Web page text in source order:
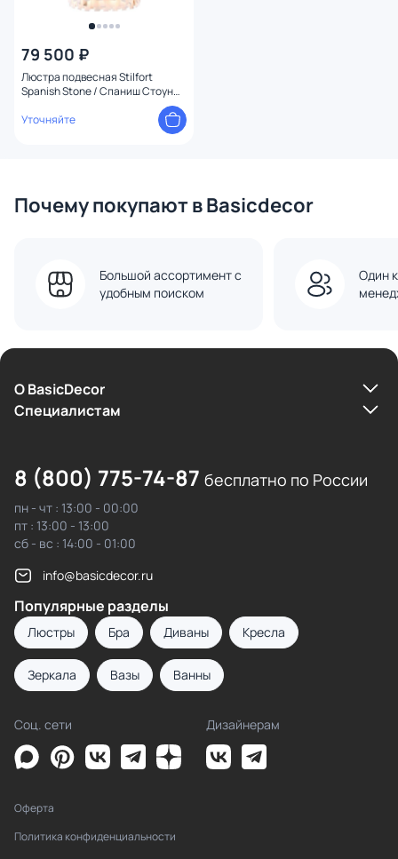
79 500 ₽
Люстра подвесная Stilfort
Spanish Stone / Спаниш Стоун
Уточняйте
Почему покупают в Basicdecor
Большой ассортимент с
удобным поиском
Один
О BasicDecor
Cпециалистам
8 (800) 775-74-87 бесплатно по России
пн - чт : 13:00 - 00:00
пт : 13:00 - 13:00
сб - вс : 14:00 - 01:00
info@basicdecor.ru
Популярные разделы
Люстры Бра Диваны Кресла
Зеркала Вазы Ванны
Соц. сети Дизайнерам
Оферта
Политика конфиденциальности